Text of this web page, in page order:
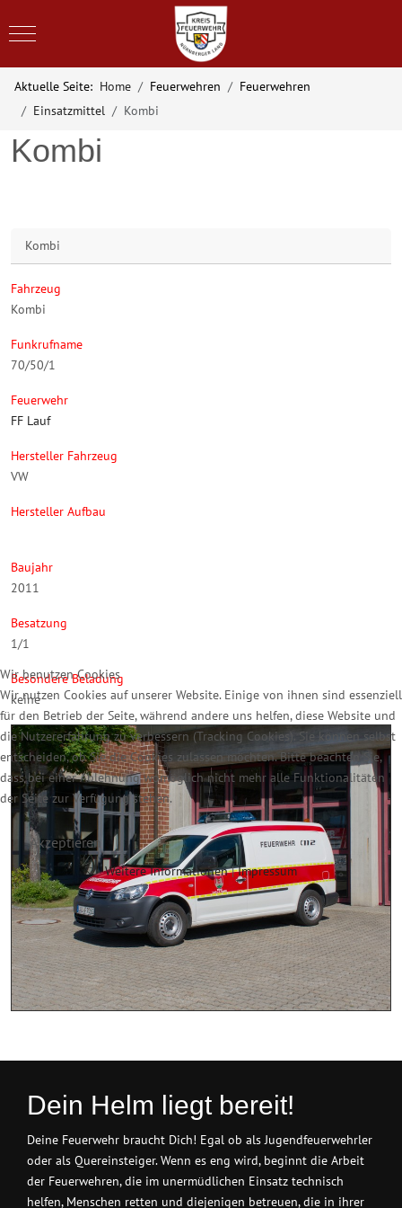
Mobile Menu Toggle
Aktuelle Seite: Home Feuerwehren
Feuerwehren
Einsatzmittel
Kombi
Kombi
Kombi
Fahrzeug
Kombi
Funkrufname
70/50/1
Feuerwehr
FF Lauf
Hersteller Fahrzeug
VW
Hersteller Aufbau
Baujahr
2011
Besatzung
1/1
Besondere Beladung
keine
Dein Helm liegt bereit!
Deine Feuerwehr braucht Dich! Egal ob als Jugendfeuerwehrler
oder als Quereinsteiger. Wenn es eng wird, beginnt die Arbeit
der Feuerwehren, die im unermüdlichen Einsatz technisch
helfen, Menschen retten und diejenigen betreuen, die in ihrer
Wir benutzen Cookies
Wir nutzen Cookies auf unserer Website. Einige von ihnen sind essenziell
für den Betrieb der Seite, während andere uns helfen, diese Website und
die Nutzererfahrung zu verbessern (Tracking Cookies). Sie können selbst
entscheiden, ob Sie die Cookies zulassen möchten. Bitte beachten Sie,
dass bei einer Ablehnung womöglich nicht mehr alle Funktionalitäten
der Seite zur Verfügung stehen.
Akzeptieren
Weitere Informationen|Impressum